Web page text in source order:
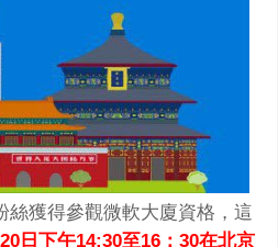
絲獲得參觀微軟大廈資格，這
日下午14:30至16：30在北京